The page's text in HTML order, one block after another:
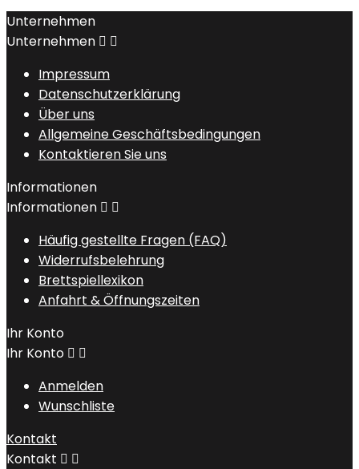
Unternehmen
Unternehmen  
Impressum
Datenschutzerklärung
Über uns
Allgemeine Geschäftsbedingungen
Kontaktieren Sie uns
Informationen
Informationen  
Häufig gestellte Fragen (FAQ)
Widerrufsbelehrung
Brettspiellexikon
Anfahrt & Öffnungszeiten
Ihr Konto
Ihr Konto  
Anmelden
Wunschliste
Kontakt
Kontakt  